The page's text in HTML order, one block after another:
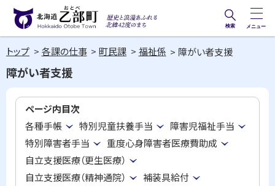
へ
メ
ニ
ュ
北海道乙部町
Hokkaido Otobe Town
歴史と
浪漫あ
北緯42
度のま
ち
検索 メニュー
トップ 各課の仕事 町民課 福祉係 障がい者支援
障がい者支援
ページ内目次
各種手帳
特別児童扶養手当
障害児福祉手当
特別障害者手当
重度心身障害者医療費助成
自立支援医療（更生医療）
自立支援医療（精神通院）
補装具給付